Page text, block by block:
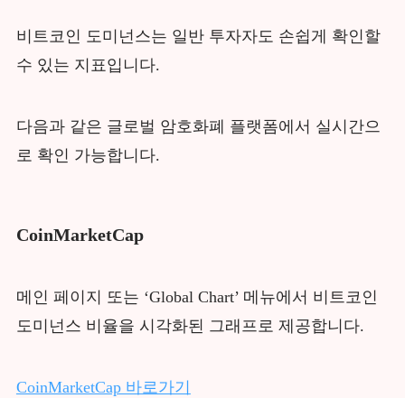
비트코인 도미넌스는 일반 투자자도 손쉽게 확인할
수 있는 지표입니다.
다음과 같은 글로벌 암호화폐 플랫폼에서 실시간으
로 확인 가능합니다.
CoinMarketCap
메인 페이지 또는 ‘Global Chart’ 메뉴에서 비트코인
도미넌스 비율을 시각화된 그래프로 제공합니다.
CoinMarketCap 바로가기